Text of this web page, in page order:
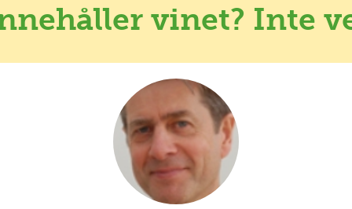
vinet? Inte